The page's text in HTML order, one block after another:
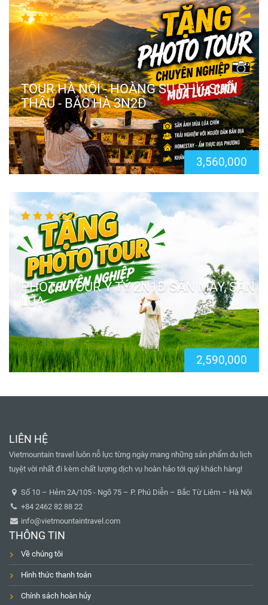
TOUR HÀ NỘI - HOÀNG SU PHÌ - SUỐI
THẦU - BẮC HÀ 3N2Đ
3,560,000
PHOTO TOUR Y TÝ 2N1Đ SĂN MÂY, SĂN
LÚA
2,590,000
LIÊN HỆ
Vietmountain travel luôn nỗ lực từng ngày mang những sản phẩm du lịch
tuyệt vời nhất đi kèm chất lượng dịch vụ hoàn hảo tới quý khách hàng!
Số 10 – Hẻm 2A/105 - Ngõ 75 – P. Phú Diễn – Bắc Từ Liêm – Hà Nội
+84 2462 82 88 22
info@vietmountaintravel.com
THÔNG TIN
Về chúng tôi
Hình thức thanh toán
Chính sách hoàn hủy